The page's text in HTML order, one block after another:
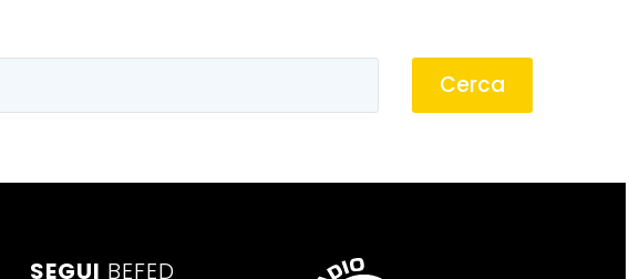
Cerca
SEGUI BEFED